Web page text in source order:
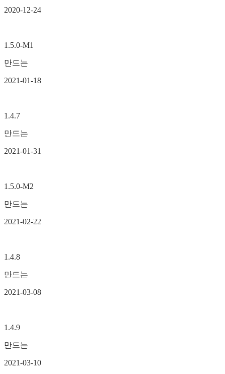
2020-12-24
1.5.0-M1
만드는
2021-01-18
1.4.7
만드는
2021-01-31
1.5.0-M2
만드는
2021-02-22
1.4.8
만드는
2021-03-08
1.4.9
만드는
2021-03-10